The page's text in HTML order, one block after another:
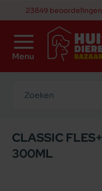
23849 beoordelingen
Menu
CLASSIC
300ML